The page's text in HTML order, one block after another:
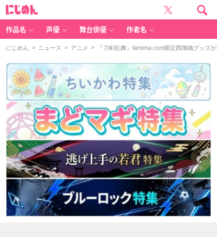
作品名 声優 舞台俳優 作者名
にじめん > ニュース > アニメ > 『刀剣乱舞』famima.com限定西陣織グッズ